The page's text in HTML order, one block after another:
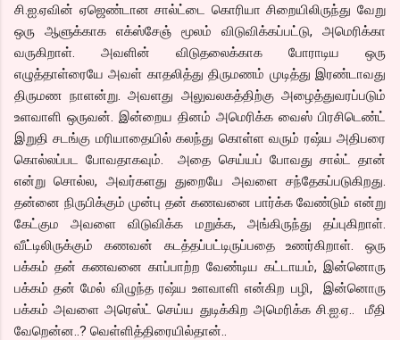
சி.ஐ.ஏவின் ஏஜெண்டான சால்ட்டை கொரியா சிறையிலிருந்து வேறு
ஒரு ஆளுக்காக எக்ஸ்சேஞ் மூலம் விடுவிக்கப்பட்டு, அமெரிக்கா
வருகிறாள். அவளின் விடுதலைக்காக போராடிய ஒரு
எழுத்தாள்ரையே அவள் காதலித்து திருமணம் முடித்து இரண்டாவது
திருமண நாளன்று. அவளது அலுவலகத்திற்கு அழைத்துவரப்படும்
உளவாளி ஒருவன். இன்றைய தினம் அமெரிக்க வைஸ் பிரசிடெண்ட்
இறுதி சடங்கு மரியாதையில் கலந்து கொள்ள வரும் ரஷ்ய அதிபரை
கொல்லப்பட போவதாகவும். அதை செய்யப் போவது சால்ட் தான்
என்று சொல்ல, அவர்களது துறையே அவளை சந்தேகப்படுகிறது.
தன்னை நிருபிக்கும் முன்பு தன் கணவனை பார்க்க வேண்டும் என்று
கேட்கும அவளை விடுவிக்க மறுக்க, அங்கிருந்து தப்புகிறாள்.
வீட்டிலிருக்கும் கணவன் கடத்தப்பட்டிருப்பதை உணர்கிறாள். ஒரு
பக்கம் தன் கணவனை காப்பாற்ற வேண்டிய கட்டாயம், இன்னொரு
பக்கம் தன் மேல் விழுந்த ரஷ்ய உளவாளி என்கிற பழி, இன்னொரு
பக்கம் அவளை அரெஸ்ட் செய்ய துடிக்கிற அமெரிக்க சி.ஐ.ஏ.. மீதி
வேறென்ன..? வெள்ளித்திரையில்தான்..